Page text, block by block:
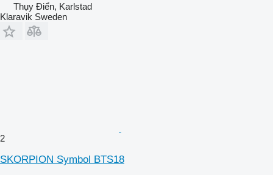
Thụy Điển, Karlstad
Klaravik Sweden
2
SKORPION Symbol BTS18